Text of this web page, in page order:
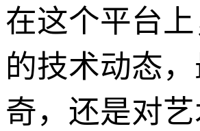
在这个平台
的技术动态
奇，还是对